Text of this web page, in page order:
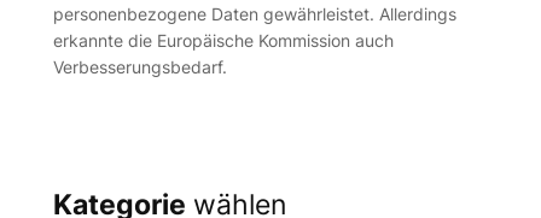
personenbezogene Daten gewährleistet. Allerdings
erkannte die Europäische Kommission auch
Verbesserungsbedarf.
Kategorie wählen